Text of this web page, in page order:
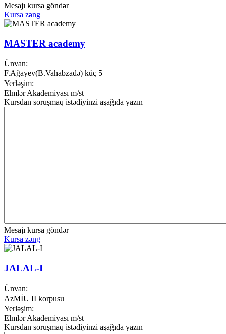
Mesajı kursa göndər
Kursa zəng
MASTER academy
Ünvan:
F.Ağayev(B.Vahabzadə) küç 5
Yerləşim:
Elmlər Akademiyası m/st
Kursdan soruşmaq istədiyinzi aşağıda yazın
Mesajı kursa göndər
Kursa zəng
JALAL-I
Ünvan:
AzMİU II korpusu
Yerləşim:
Elmlər Akademiyası m/st
Kursdan soruşmaq istədiyinzi aşağıda yazın